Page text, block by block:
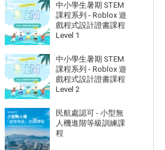
中小學生暑期 STEM
課程系列 - Roblox 遊
戲程式設計證書課程
Level 1
中小學生暑期 STEM
課程系列 - Roblox 遊
戲程式設計證書課程
Level 2
民航處認可 - 小型無
人機進階等級訓練課
程